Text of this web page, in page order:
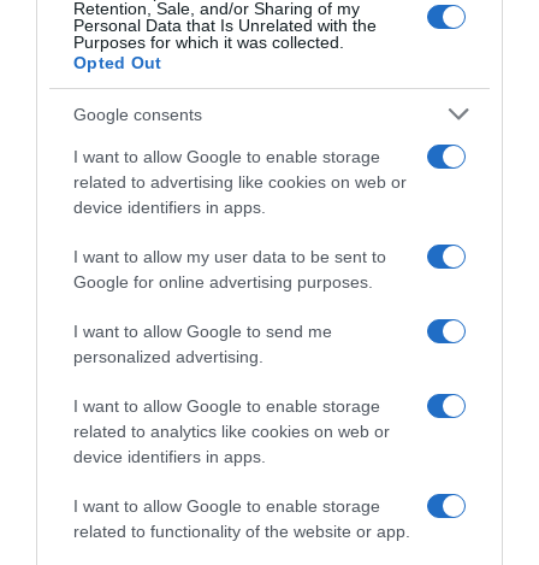
Retention, Sale, and/or Sharing of my
Personal Data that Is Unrelated with the
Purposes for which it was collected.
Opted Out
Google consents
I want to allow Google to enable storage
related to advertising like cookies on web or
device identifiers in apps.
I want to allow my user data to be sent to
Google for online advertising purposes.
I want to allow Google to send me
personalized advertising.
I want to allow Google to enable storage
related to analytics like cookies on web or
device identifiers in apps.
I want to allow Google to enable storage
related to functionality of the website or app.
medioambiente.Norit Bebé puede utilizarse incluso
ropa de bebés con pieles atópicas o muy
sensibles.Su fórmula deja la ropa suave y
necesario usar suavizante.Cuando tu bebé crezca
utiliza Norit Sensible, su fórmula sin alérgenos,
perfumes ni conservantes seguirá protegiendo su
piel y eliminará todas las manchas propias de los
niños. Código : 43351
Evolución del precio